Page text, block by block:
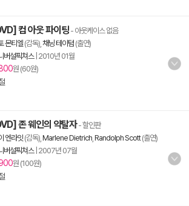
컴 아웃 파이팅 - 아웃케이스 없음
몬티엘 (감독), 채닝 테이텀 (출연)
버설픽쳐스| 2010년 01월
원 (60원)
존 웨인의 약탈자- 할인판
엔라잇 (감독), Marlene Dietrich Randolph Scott(출연)
버설픽쳐스| 2007년 07월
원 (100원)